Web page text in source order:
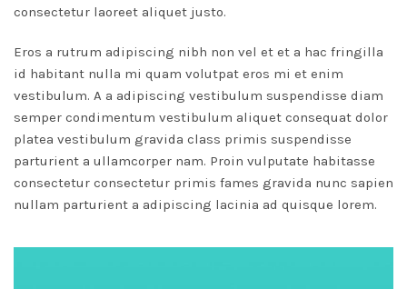
consectetur laoreet aliquet justo.
Eros a rutrum adipiscing nibh non vel et et a hac fringilla
id habitant nulla mi quam volutpat eros mi et enim
vestibulum. A a adipiscing vestibulum suspendisse diam
semper condimentum vestibulum aliquet consequat dolor
platea vestibulum gravida class primis suspendisse
parturient a ullamcorper nam. Proin vulputate habitasse
consectetur consectetur primis fames gravida nunc sapien
nullam parturient a adipiscing lacinia ad quisque lorem.